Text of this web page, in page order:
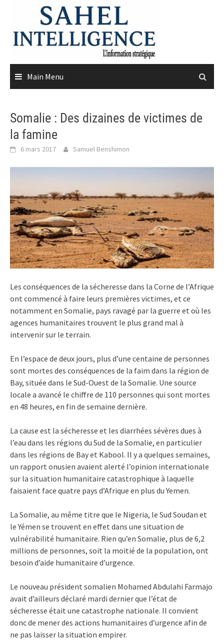
content
Main Menu
Somalie : Des dizaines de victimes de
la famine
6 mars 2017 Samuel Benshimon
Les conséquences de la sécheresse dans la Corne de l’Afrique
ont commencé à faire leurs premières victimes, et ce
notamment en Somalie, pays ravagé par la guerre et où les
agences humanitaires trouvent le plus grand mal à
intervenir sur le terrain.
En l’espace de deux jours, plus d’une centaine de personnes
sont mortes des conséquences de la faim dans la région de
Bay, située dans le Sud-Ouest de la Somalie. Une source
locale a avancé le chiffre de 110 personnes qui sont mortes
en 48 heures, en fin de semaine dernière.
La cause est la sécheresse et les diarrhées sévères dues à
l’eau dans les régions du Sud de la Somalie, en particulier
dans les régions de Bay et Kabool. Il y a quelques semaines,
un rapport onusien avaient alerté l’opinion internationale
sur la situation humanitaire catastrophique à laquelle
faisaient face quatre pays d’Afrique en plus du Yemen.
La Somalie, au même titre que le Nigeria, le Sud Soudan et
le Yémen se trouvent en effet dans une situation de
vulnérabilité humanitaire. Rien qu’en Somalie, plus de 6,2
millions de personnes, soit la moitié de la population, ont
besoin d’aide humanitaire d’urgence.
Le nouveau président somalien Mohamed Abdulahi Farmajo
avait d’ailleurs déclaré mardi dernier que l’état de
sécheresse était une catastrophe nationale. Il convient
donc de mener des actions humanitaires d’urgence afin de
ne pas laisser la situation empirer.